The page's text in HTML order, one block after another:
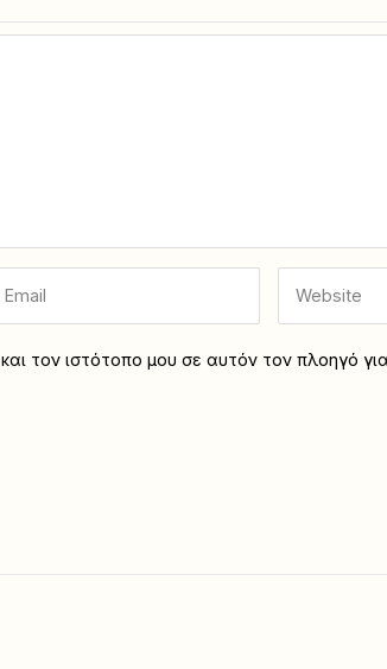
τον ιστότοπο μου σε αυτόν τον πλοηγό